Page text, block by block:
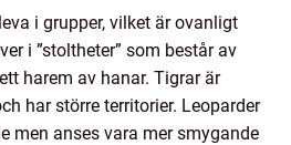
i grupper, vilket är ovanligt
i ”stoltheter” som består av
harem av hanar. Tigrar är
har större territorier. Leoparder
men anses vara mer smygande